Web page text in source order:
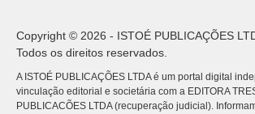
Copyright © 2026 - ISTOÉ PUBLICAÇÕES
Todos os direitos reservados.
A ISTOÉ PUBLICAÇÕES LTDA é um portal digital
vinculação editorial e societária com a EDITORA
PUBLICACÕES LTDA (recuperação judicial).